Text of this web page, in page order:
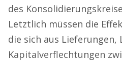
des
Letztlich müssen die
die sich aus Lieferungen,
Kapitalverflechtungen